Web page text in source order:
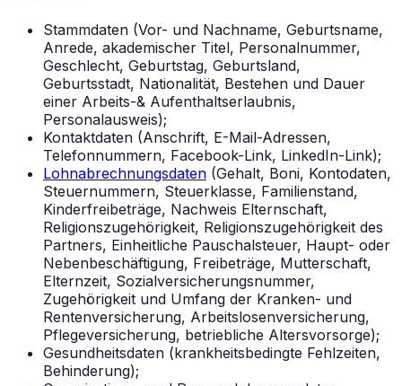
Stammdaten (Vor- und Nachname, Geburtsname,
Anrede, akademischer Titel, Personalnummer,
Geschlecht, Geburtstag, Geburtsland,
Geburtsstadt, Nationalität, Bestehen und Dauer
einer Arbeits-& Aufenthaltserlaubnis,
Personalausweis);
Kontaktdaten (Anschrift, E-Mail-Adressen,
Telefonnummern, Facebook-Link, LinkedIn-Link);
Lohnabrechnungsdaten (Gehalt, Boni, Kontodaten,
Steuernummern, Steuerklasse, Familienstand,
Kinderfreibeträge, Nachweis Elternschaft,
Religionszugehörigkeit, Religionszugehörigkeit des
Partners, Einheitliche Pauschalsteuer, Haupt- oder
Nebenbeschäftigung, Freibeträge, Mutterschaft,
Elternzeit, Sozialversicherungsnummer,
Zugehörigkeit und Umfang der Kranken- und
Rentenversicherung, Arbeitslosenversicherung,
Pflegeversicherung, betriebliche Altersvorsorge);
Gesundheitsdaten (krankheitsbedingte Fehlzeiten,
Behinderung);